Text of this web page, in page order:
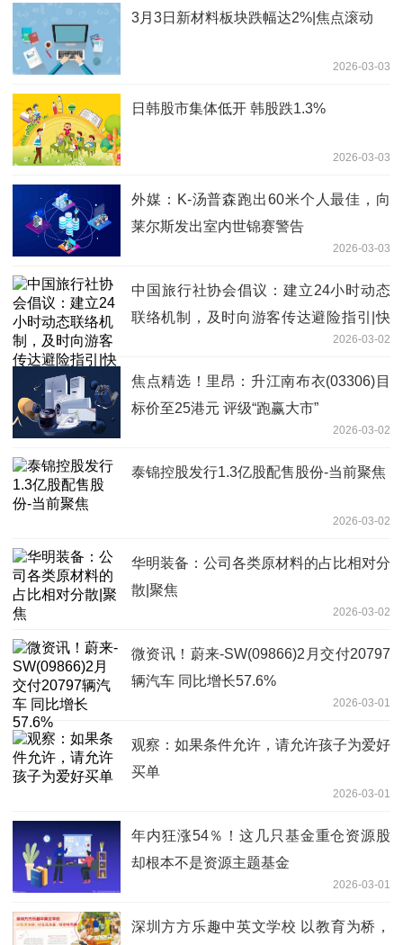
3月3日新材料板块跌幅达2%|焦点滚动
2026-03-03
日韩股市集体低开 韩股跌1.3%
2026-03-03
外媒：K-汤普森跑出60米个人最佳，向
莱尔斯发出室内世锦赛警告
2026-03-03
中国旅行社协会倡议：建立24小时动态
联络机制，及时向游客传达避险指引|快
2026-03-02
焦点精选！里昂：升江南布衣(03306)目
标价至25港元 评级“跑赢大市”
2026-03-02
泰锦控股发行1.3亿股配售股份-当前聚焦
2026-03-02
华明装备：公司各类原材料的占比相对分
散|聚焦
2026-03-02
微资讯！蔚来-SW(09866)2月交付20797
辆汽车 同比增长57.6%
2026-03-01
观察：如果条件允许，请允许孩子为爱好
买单
2026-03-01
年内狂涨54％！这几只基金重仓资源股
却根本不是资源主题基金
2026-03-01
深圳方方乐趣中英文学校 以教育为桥，